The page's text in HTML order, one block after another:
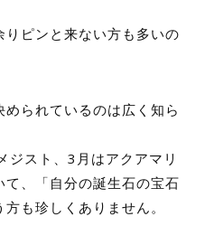
りピンと来ない方も多いの
られているのは広く知ら
ジスト、 3 月はアクアマリ
、「自分の誕生石の宝石
も珍しくありません。